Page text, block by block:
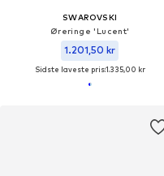
SWAROVSKI
Øreringe 'Lucent'
1.201,50 kr
Sidste laveste pris:1.335,00 kr